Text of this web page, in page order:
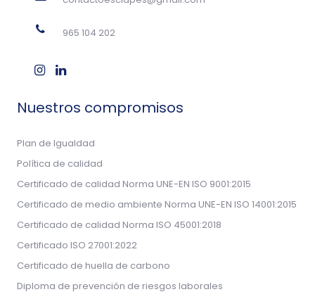
965 104 202
Nuestros compromisos
Plan de Igualdad
Política de calidad
Certificado de calidad Norma UNE-EN ISO 9001:2015
Certificado de medio ambiente Norma UNE-EN ISO 14001:2015
Certificado de calidad Norma ISO 45001:2018
Certificado ISO 27001:2022
Certificado de huella de carbono
Diploma de prevención de riesgos laborales